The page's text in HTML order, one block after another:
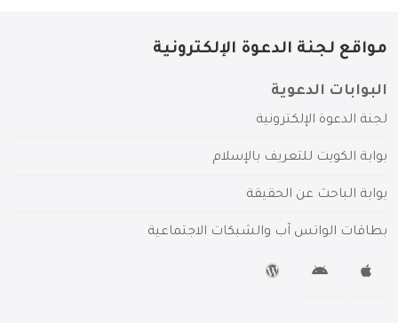
مواقع لجنة الدعوة الإلكترونية
البوابات الدعوية
لجنة الدعوة الإلكترونية
بوابة الكويت للتعريف بالإسلام
بوابة الباحث عن الحقيقة
بطاقات الواتس آب والشبكات الاجتماعية